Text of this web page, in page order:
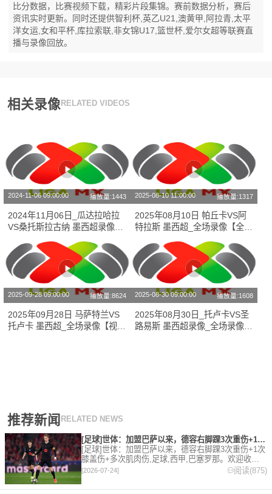
比分数据，比赛视频下载，精彩片段集锦。赛前数据分析，赛后
资讯实时更新。同时还提供智利杯,英乙U21,澳黄甲,阿拉青,太平
洋女运,女和平杯,库拉索联,非女锦U17,篮世杯,爱尔女超等联赛直
播与录像回放。
相关录像 RELATED VIDEOS
2024-11-06 09:00:00 播放量:1443
2024年11月06日_瓜达拉哈拉
VS桑托斯拉古纳 墨西超录像_
高清录像【全场回放】
2025-08-10 11:00:00 播放量:1317
2025年08月10日 帕丘卡VS阿
特拉斯 墨西超_全场录像【全场
2025-09-28 09:00:00 播放量:8624
2025年09月28日 马萨特兰VS
托卢卡 墨西超_全场录像【视频
2025-08-30 09:00:00 播放量:1608
2025年08月30日_托卢卡VS圣
路易斯 墨西超录像_全场录像
推荐新闻 RELATED NEWS
[足球]世体：加盟巴萨以来，德容右脚踝3次重伤+1次膝盖伤+
[足球]世体：加盟巴萨以来，德容右脚踝3次重伤+1次
膝盖伤+多次肌肉伤,足球,西甲,巴塞罗那。欢迎收藏
本站，24小时为你更新最新的足球，篮球体育资讯。
[2026-07-24] 阅读(875)